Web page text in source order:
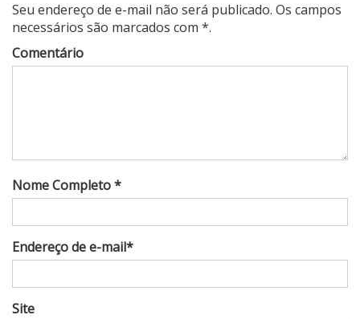
Seu endereço de e-mail não será publicado. Os campos
necessários são marcados com *.
Comentário
Nome Completo *
Endereço de e-mail*
Site